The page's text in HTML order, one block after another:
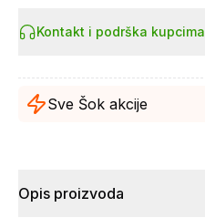
Kontakt i podrška kupcima
Sve Šok akcije
Opis proizvoda